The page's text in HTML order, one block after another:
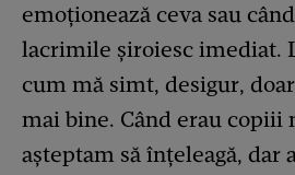
emoționează ceva sau
lacrimile șiroiesc imediat.
cum mă simt, desigur,
mai bine. Când erau copiii
așteptam să înțeleagă, dar